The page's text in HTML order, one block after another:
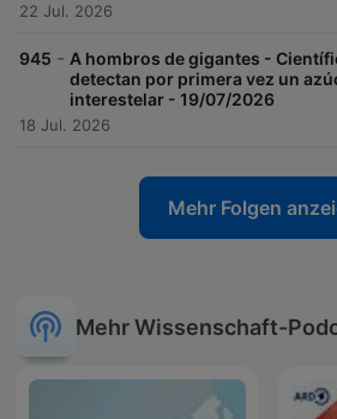
22 Jul. 2026
945 - A hombros de gigantes -
detectan por primera vez un
interestelar - 19/07/2026
18 Jul. 2026
Mehr Folgen
Mehr Wissenschaft-